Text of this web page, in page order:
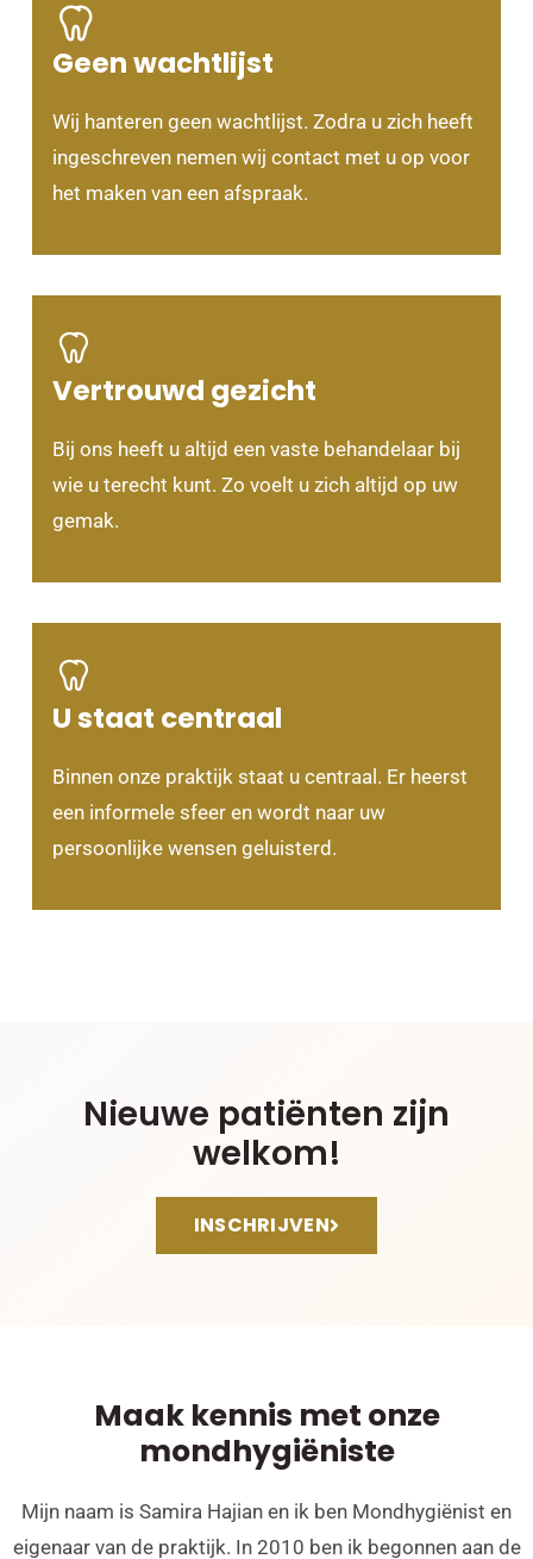
Geen wachtlijst
Wij hanteren geen wachtlijst. Zodra u zich heeft
ingeschreven nemen wij contact met u op voor
het maken van een afspraak.
Vertrouwd gezicht
Bij ons heeft u altijd een vaste behandelaar bij
wie u terecht kunt. Zo voelt u zich altijd op uw
gemak.
U staat centraal
Binnen onze praktijk staat u centraal. Er heerst
een informele sfeer en wordt naar uw
persoonlijke wensen geluisterd.
Nieuwe patiënten zijn
welkom!
INSCHRIJVEN
Maak kennis met onze
mondhygiëniste
Mijn naam is Samira Hajian en ik ben Mondhygiënist en
eigenaar van de praktijk. In 2010 ben ik begonnen aan de